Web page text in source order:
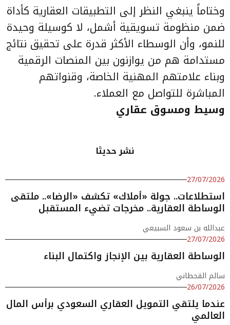
وختاماً ينبغي النظر إلى التطبيقات العقارية كأداة
ضمن منظومة تسويقية أشمل، لا كوسيلة وحيدة
للنمو، وأن الوسطاء الأكثر قدرة على تحقيق نتائج
مستدامة هم من يوازنون بين المنصات الرقمية
وبناء علامتهم المهنية الخاصة، وقنواتهم
المباشرة للتواصل مع العملاء.
وسيط ومسوق عقاري
نشر حديثا
27/07/2026
استطلاعات.. جولة «أملاك» تكشف «الرضا».. ملتقى
الوساطة العقارية.. مخرجات تضيء المستقبل
عبدالله بن سعود السبيعي
27/07/2026
الوساطة العقارية بين الإنجاز واكتمال البناء
سالم القحطاني
26/07/2026
عندما يلتقي التمويل العقاري السعودي برأس المال
العالمي